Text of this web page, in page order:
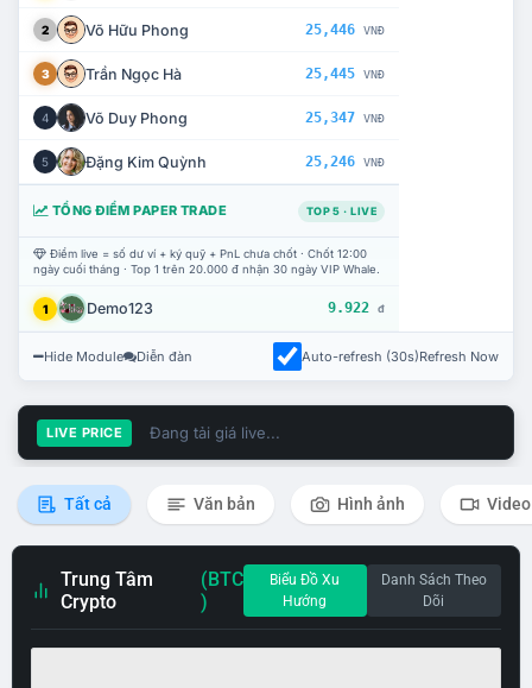
2 Võ Hữu Phong 25,446 VNĐ
3 Trần Ngọc Hà 25,445 VNĐ
4 Võ Duy Phong 25,347 VNĐ
5 Đặng Kim Quỳnh 25,246 VNĐ
TỔNG ĐIỂM PAPER TRADE TOP 5 · LIVE
Điểm live = số dư ví + ký quỹ + PnL chưa chốt · Chốt 12:00
ngày cuối tháng · Top 1 trên 20.000 đ nhận 30 ngày VIP Whale.
1 Demo123 9.922 đ
Hide Module Diễn đàn Auto-refresh (30s)Refresh Now
LIVE PRICE Đang tải giá live...
Tất cả Văn bản Hình ảnh Video
Trung Tâm
Crypto
(BTC
)
Biểu Đồ Xu
Hướng
Danh Sách Theo
Dõi